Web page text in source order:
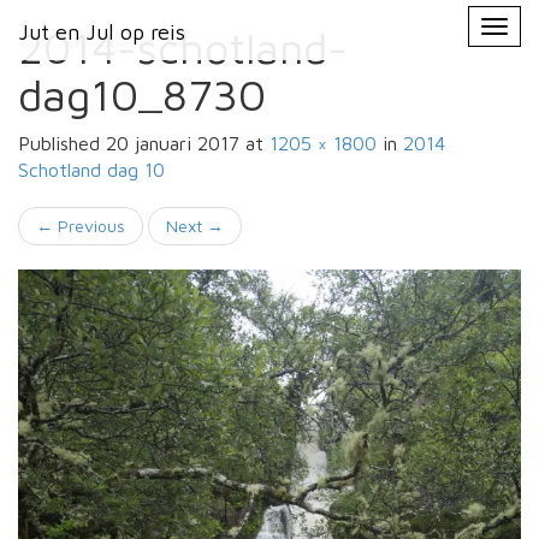
Jut en Jul op reis
Primary
Menu
Jut en Jul op reis
2014-schotland-
dag10_8730
Published 20 januari 2017 at 1205 × 1800 in 2014
Schotland dag 10
← Previous Next →